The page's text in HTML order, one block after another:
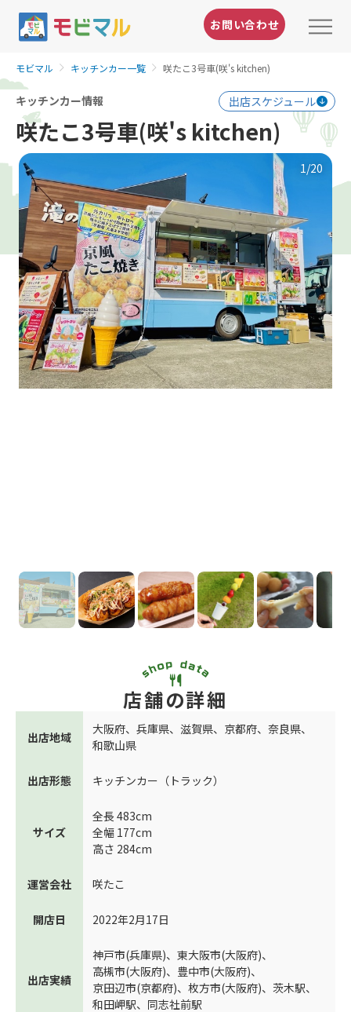
お問い合わせ
モビマル キッチンカー一覧 咲たこ3号車(咲's kitchen)
キッチンカー情報 出店スケジュール
咲たこ3号車(咲's kitchen)
1/20
店舗の詳細
出店地域
大阪府、 兵庫県、 滋賀県、 京都府、 奈良県、
和歌山県
出店形態 キッチンカー（トラック）
サイズ
全長 483cm
全幅 177cm
高さ 284cm
運営会社 咲たこ
開店日 2022年2月17日
出店実績
神戸市(兵庫県)、 東大阪市(大阪府)、
高槻市(大阪府)、 豊中市(大阪府)、
京田辺市(京都府)、 枚方市(大阪府)、 茨木駅、
和田岬駅、 同志社前駅